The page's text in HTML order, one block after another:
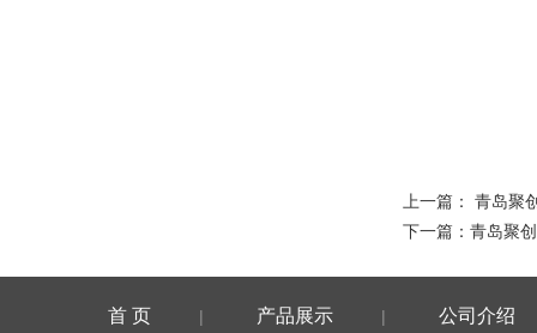
上一篇： 青岛聚
下一篇： 青岛聚
首 页 | 产品展示 | 公司介绍